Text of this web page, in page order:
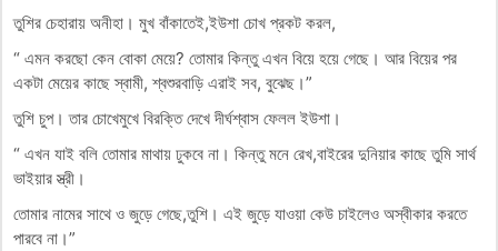
তুশির চেহারায় অনীহা। মুখ বাঁকাতেই,ইউশা চোখ প্রকট করল,
“ এমন করছো কেন বোকা মেয়ে? তোমার কিন্তু এখন বিয়ে হয়ে গেছে। আর বিয়ের পর
একটা মেয়ের কাছে স্বামী, শ্বশুরবাড়ি এরাই সব, বুঝেছ।”
তুশি চুপ। তার চোখেমুখে বিরক্তি দেখে দীর্ঘশ্বাস ফেলল ইউশা।
“ এখন যাই বলি তোমার মাথায় ঢুকবে না। কিন্তু মনে রেখ,বাইরের দুনিয়ার কাছে তুমি সার্থ
ভাইয়ার স্ত্রী।
তোমার নামের সাথে ও জুড়ে গেছে,তুশি। এই জুড়ে যাওয়া কেউ চাইলেও অস্বীকার করতে
পারবে না।”